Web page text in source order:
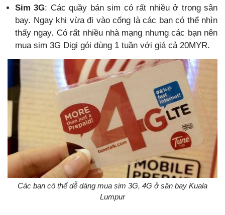
Sim 3G: Các quầy bán sim có rất nhiều ở trong sân
bay. Ngay khi vừa đi vào cổng là các bạn có thể nhìn
thấy ngay. Có rất nhiều nhà mạng nhưng các bạn nên
mua sim 3G Digi gói dùng 1 tuần với giá cả 20MYR.
Các bạn có thể dễ dàng mua sim 3G, 4G ở sân bay Kuala
Lumpur